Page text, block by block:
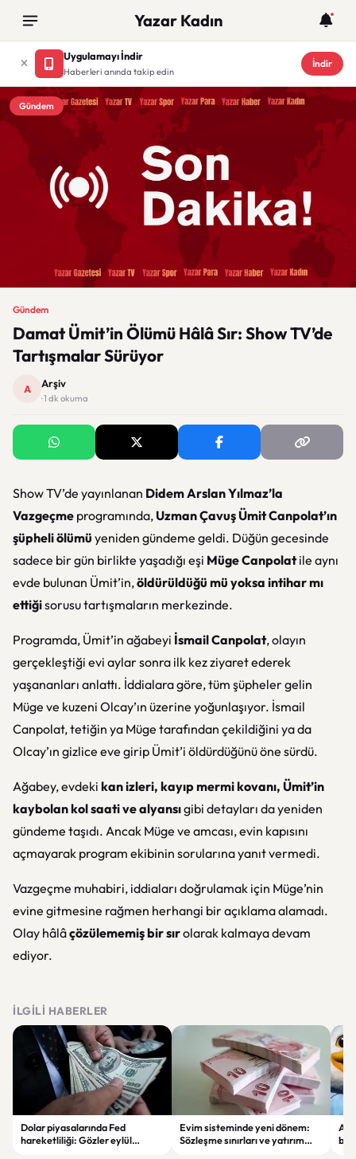
Yazar Kadın
Uygulamayı İndir
Haberleri anında takip edin
İndir
Gündem
Gündem
Damat Ümit’in Ölümü Hâlâ Sır: Show TV’de
Tartışmalar Sürüyor
A Arşiv
· 1 dk okuma
Show TV’de yayınlanan Didem Arslan Yılmaz’la
Vazgeçme programında, Uzman Çavuş Ümit Canpolat’ın
şüpheli ölümü yeniden gündeme geldi. Düğün gecesinde
sadece bir gün birlikte yaşadığı eşi Müge Canpolatile aynı
evde bulunan Ümit’in,öldürüldüğü mü yoksa intihar mı
ettiğisorusu tartışmaların merkezinde.
Programda, Ümit’in ağabeyi İsmail Canpolat, olayın
gerçekleştiği evi aylar sonra ilk kez ziyaret ederek
yaşananları anlattı. İddialara göre, tüm şüpheler gelin
Müge ve kuzeni Olcay’ın üzerine yoğunlaşıyor. İsmail
Canpolat, tetiğin ya Müge tarafından çekildiğini ya da
Olcay’ın gizlice eve girip Ümit’i öldürdüğünü öne sürdü.
Ağabey, evdeki kan izleri, kayıp mermi kovanı, Ümit’in
kaybolan kol saati ve alyansıgibi detayları da yeniden
gündeme taşıdı. Ancak Müge ve amcası, evin kapısını
açmayarak program ekibinin sorularına yanıt vermedi.
Vazgeçme muhabiri, iddiaları doğrulamak için Müge’nin
evine gitmesine rağmen herhangi bir açıklama alamadı.
Olay hâlâçözülememiş bir sırolarak kalmaya devam
ediyor.
İLGILI HABERLER
Dolar piyasalarında Fed
hareketliliği: Gözler eylül
Evim sisteminde yeni dönem:
Sözleşme sınırları ve yatırım